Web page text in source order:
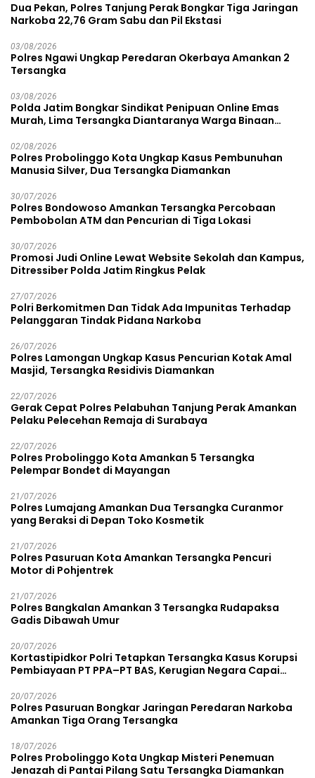
Dua Pekan, Polres Tanjung Perak Bongkar Tiga Jaringan
Narkoba 22,76 Gram Sabu dan Pil Ekstasi
03/08/2026
Polres Ngawi Ungkap Peredaran Okerbaya Amankan 2
Tersangka
03/08/2026
Polda Jatim Bongkar Sindikat Penipuan Online Emas
Murah, Lima Tersangka Diantaranya Warga Binaan
02/08/2026
Polres Probolinggo Kota Ungkap Kasus Pembunuhan
Manusia Silver, Dua Tersangka Diamankan
30/07/2026
Polres Bondowoso Amankan Tersangka Percobaan
Pembobolan ATM dan Pencurian di Tiga Lokasi
30/07/2026
Promosi Judi Online Lewat Website Sekolah dan Kampus,
Ditressiber Polda Jatim Ringkus Pelak
27/07/2026
Polri Berkomitmen Dan Tidak Ada Impunitas Terhadap
Pelanggaran Tindak Pidana Narkoba
26/07/2026
Polres Lamongan Ungkap Kasus Pencurian Kotak Amal
Masjid, Tersangka Residivis Diamankan
22/07/2026
Gerak Cepat Polres Pelabuhan Tanjung Perak Amankan
Pelaku Pelecehan Remaja di Surabaya
22/07/2026
Polres Probolinggo Kota Amankan 5 Tersangka
Pelempar Bondet di Mayangan
21/07/2026
Polres Lumajang Amankan Dua Tersangka Curanmor
yang Beraksi di Depan Toko Kosmetik
21/07/2026
Polres Pasuruan Kota Amankan Tersangka Pencuri
Motor di Pohjentrek
21/07/2026
Polres Bangkalan Amankan 3 Tersangka Rudapaksa
Gadis Dibawah Umur
20/07/2026
Kortastipidkor Polri Tetapkan Tersangka Kasus Korupsi
Pembiayaan PT PPA–PT BAS, Kerugian Negara Capai
20/07/2026
Polres Pasuruan Bongkar Jaringan Peredaran Narkoba
Amankan Tiga Orang Tersangka
18/07/2026
Polres Probolinggo Kota Ungkap Misteri Penemuan
Jenazah di Pantai Pilang Satu Tersangka Diamankan